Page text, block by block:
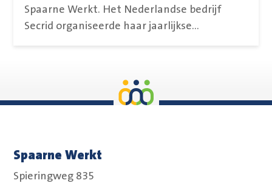
Spaarne Werkt. Het Nederlandse bedrijf
Secrid organiseerde haar jaarlijkse...
Spaarne Werkt
Spieringweg 835